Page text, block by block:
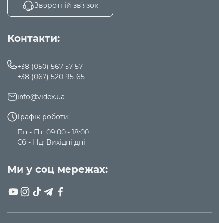
Зворотній зв’язок
Контакти:
+38 (050) 567-57-57
+38 (067) 520-95-65
info@videx.ua
Графік роботи:
Пн - Пт: 09:00 - 18:00
Сб - Нд: Вихідні дні
Ми у соц мережах: